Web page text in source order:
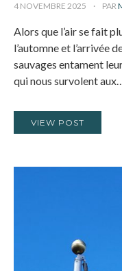
4 NOVEMBRE 2025 PAR
Alors que l’air se fait
l’automne et l’arrivée
sauvages entament
qui nous survolent
VIEW POST